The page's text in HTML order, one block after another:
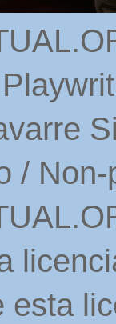
/
esta